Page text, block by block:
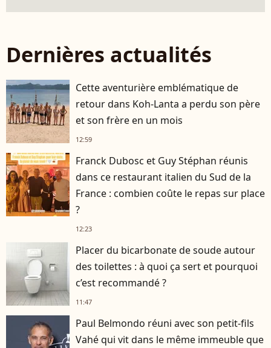
Dernières actualités
Cette aventurière emblématique de
retour dans Koh-Lanta a perdu son père
et son frère en un mois
12:59
Franck Dubosc et Guy Stéphan réunis
dans ce restaurant italien du Sud de la
France : combien coûte le repas sur place
?
12:23
Placer du bicarbonate de soude autour
des toilettes : à quoi ça sert et pourquoi
c’est recommandé ?
11:47
Paul Belmondo réuni avec son petit-fils
Vahé qui vit dans le même immeuble que